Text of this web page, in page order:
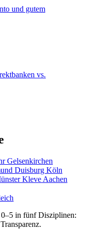
und gutem
vs.
Gelsenkirchen
Duisburg Köln
Kleve Aachen
in fünf Disziplinen: